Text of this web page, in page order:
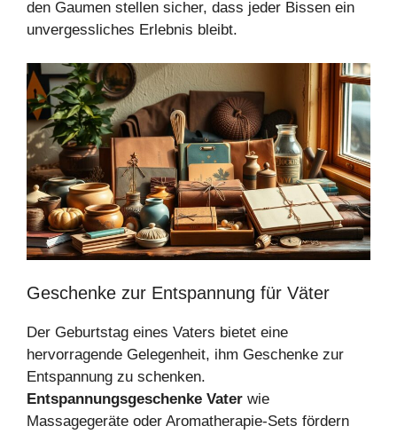
den Gaumen stellen sicher, dass jeder Bissen ein
unvergessliches Erlebnis bleibt.
Geschenke zur Entspannung für Väter
Der Geburtstag eines Vaters bietet eine
hervorragende Gelegenheit, ihm Geschenke zur
Entspannung zu schenken.
Entspannungsgeschenke Vater wie
Massagegeräte oder Aromatherapie-Sets fördern